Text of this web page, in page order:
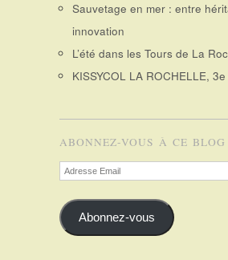
Sauvetage en mer : entre
innovation
L’été dans les Tours de La
KISSYCOL LA ROCHELLE,
ABONNEZ-VOUS À CE
Adresse
Email
Abonnez-vous